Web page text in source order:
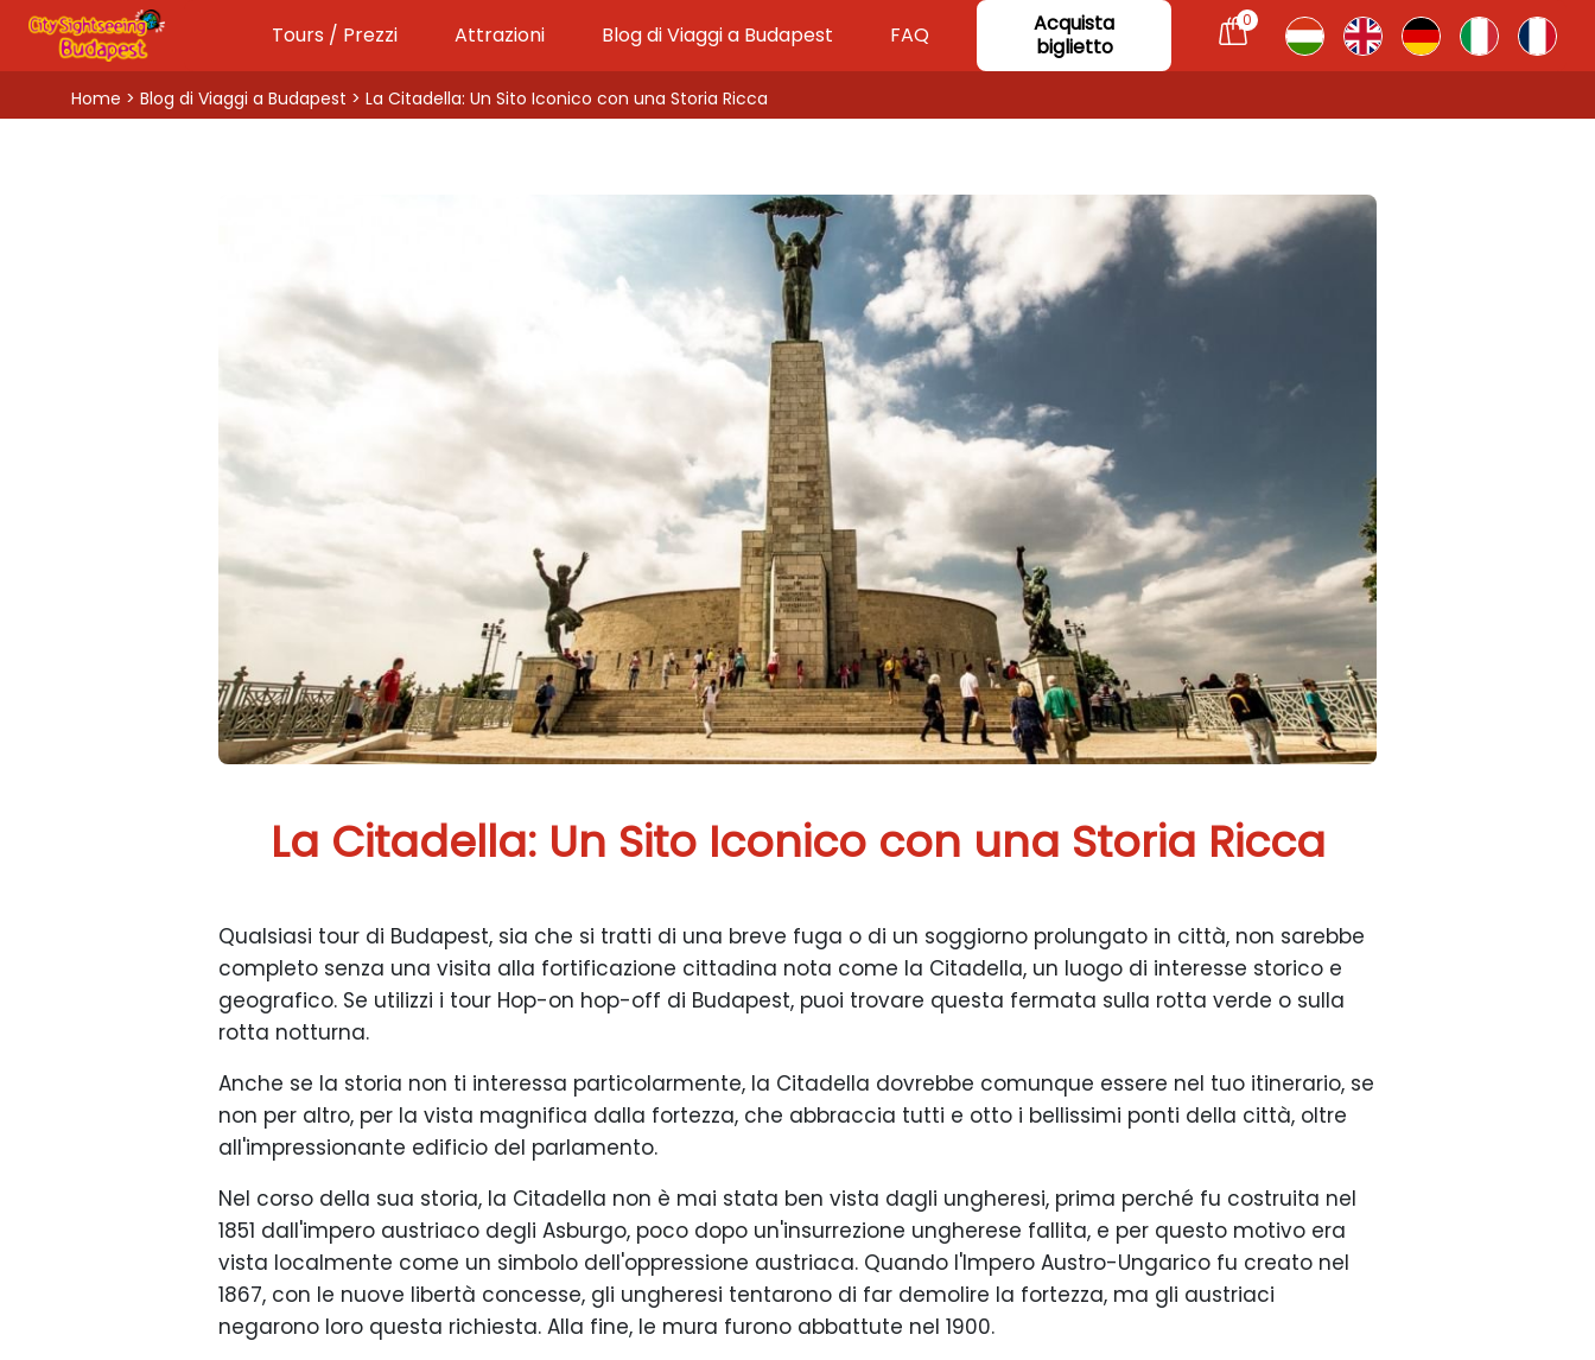
Tours / Prezzi Attrazioni Blog di Viaggi a Budapest FAQ
Acquista
biglietto
0
Home > Blog di Viaggi a Budapest > La Citadella: Un Sito Iconico con una Storia Ricca
La Citadella: Un Sito Iconico con una Storia Ricca
Qualsiasi tour di Budapest, sia che si tratti di una breve fuga o di un soggiorno prolungato in città, non sarebbe
completo senza una visita alla fortificazione cittadina nota come la Citadella, un luogo di interesse storico e
geografico. Se utilizzi i tour Hop-on hop-off di Budapest, puoi trovare questa fermata sulla rotta verde o sulla
rotta notturna.
Anche se la storia non ti interessa particolarmente, la Citadella dovrebbe comunque essere nel tuo itinerario, se
non per altro, per la vista magnifica dalla fortezza, che abbraccia tutti e otto i bellissimi ponti della città, oltre
all'impressionante edificio del parlamento.
Nel corso della sua storia, la Citadella non è mai stata ben vista dagli ungheresi, prima perché fu costruita nel
1851 dall'impero austriaco degli Asburgo, poco dopo un'insurrezione ungherese fallita, e per questo motivo era
vista localmente come un simbolo dell'oppressione austriaca. Quando l'Impero Austro-Ungarico fu creato nel
1867, con le nuove libertà concesse, gli ungheresi tentarono di far demolire la fortezza, ma gli austriaci
negarono loro questa richiesta. Alla fine, le mura furono abbattute nel 1900.